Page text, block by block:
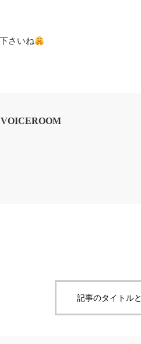
さいね
VOICEROOM
記事のタイトル